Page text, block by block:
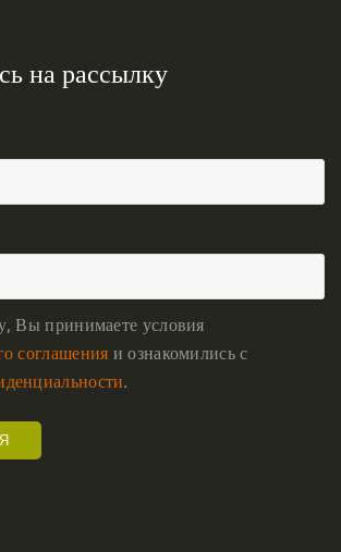
на рассылку
Вы принимаете условия
соглашения и ознакомились с
.